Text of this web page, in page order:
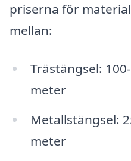
priserna för
mellan:
Trästängsel:
meter
Metallstängsel:
meter